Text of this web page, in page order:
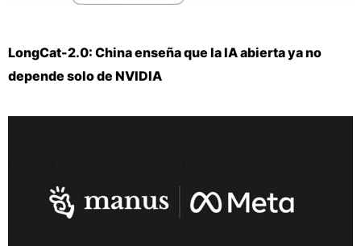
LongCat-2.0: China enseña que la IA abierta ya no
depende solo de NVIDIA